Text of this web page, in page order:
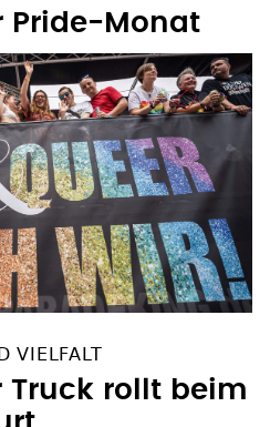
Pride-Monat
VIELFALT
Truck rollt beim